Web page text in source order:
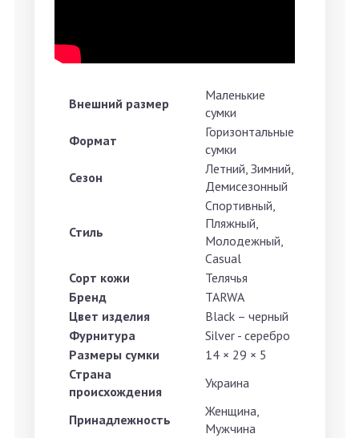
Внешний размер
Маленькие
сумки
Формат
Горизонтальные
сумки
Сезон
Летний, Зимний,
Демисезонный
Стиль
Спортивный,
Пляжный,
Молодежный,
Casual
Сорт кожи
Телячья
Бренд
TARWA
Цвет изделия
Black – черный
Фурнитура
Silver - серебро
Размеры сумки
14 × 29 × 5
Страна
происхождения
Украина
Принадлежность
Женщина,
Мужчина